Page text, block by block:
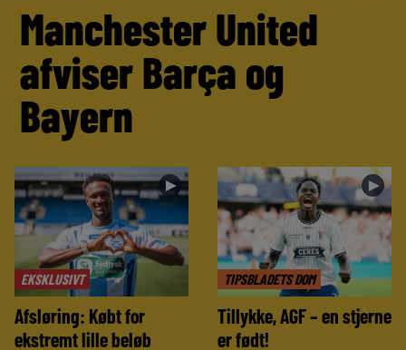
Manchester United
afviser Barça og
Bayern
EKSKLUSIVT
►
Afsløring: Købt for
ekstremt lille beløb
TIPSBLADETS DOM
►
Tillykke, AGF – en stjerne
er født!